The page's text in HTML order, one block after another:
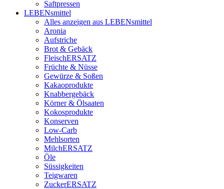
Saftpressen
LEBENsmittel
Alles anzeigen aus LEBENsmittel
Aronia
Aufstriche
Brot & Gebäck
FleischERSATZ
Früchte & Nüsse
Gewürze & Soßen
Kakaoprodukte
Knabbergebäck
Körner & Ölsaaten
Kokosprodukte
Konserven
Low-Carb
Mehlsorten
MilchERSATZ
Öle
Süssigkeiten
Teigwaren
ZuckerERSATZ